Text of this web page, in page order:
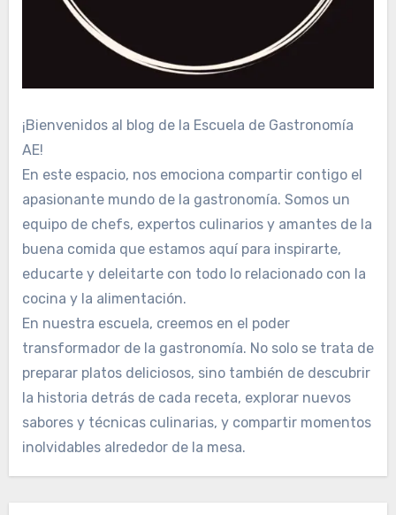
¡Bienvenidos al blog de la Escuela de Gastronomía
AE!
En este espacio, nos emociona compartir contigo el
apasionante mundo de la gastronomía. Somos un
equipo de chefs, expertos culinarios y amantes de la
buena comida que estamos aquí para inspirarte,
educarte y deleitarte con todo lo relacionado con la
cocina y la alimentación.
En nuestra escuela, creemos en el poder
transformador de la gastronomía. No solo se trata de
preparar platos deliciosos, sino también de descubrir
la historia detrás de cada receta, explorar nuevos
sabores y técnicas culinarias, y compartir momentos
inolvidables alrededor de la mesa.